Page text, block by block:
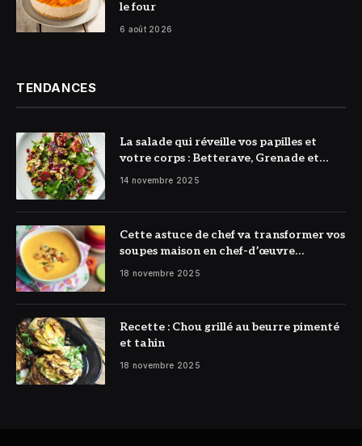
le four
6 août 2026
TENDANCES
La salade qui réveille vos papilles et
votre corps : Betterave, Grenade et
Citron à l’honneur
14 novembre 2025
Cette astuce de chef va transformer vos
soupes maison en chef-d’œuvre
réconfortant
18 novembre 2025
Recette : Chou grillé au beurre pimenté
et tahin
18 novembre 2025